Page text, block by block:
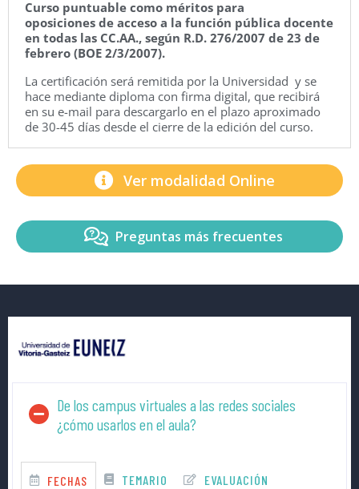
Curso puntuable como méritos para
oposiciones de acceso a la función pública docente
en todas las CC.AA., según R.D. 276/2007 de 23 de
febrero (BOE 2/3/2007).
La certificación será remitida por la Universidad y se
hace mediante diploma con firma digital, que recibirá
en su e-mail para descargarlo en el plazo aproximado
de 30-45 días desde el cierre de la edición del curso.
Ver modalidad Online
Preguntas más frecuentes
De los campus virtuales a las redes sociales
¿cómo usarlos en el aula?
FECHAS TEMARIO EVALUACIÓN